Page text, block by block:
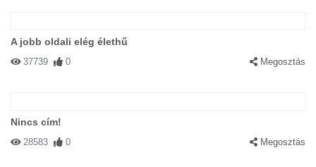
A jobb oldali elég élethű
37739 0 Megosztás
Nincs cím!
28583 0 Megosztás